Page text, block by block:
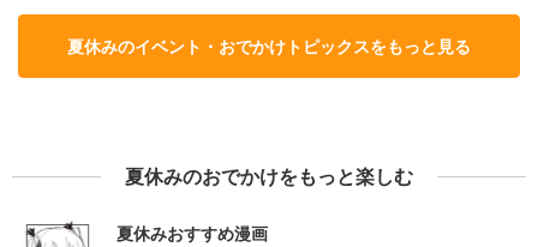
夏休みのイベント・おでかけトピックスをもっと見る
夏休みのおでかけをもっと楽しむ
夏休みおすすめ漫画